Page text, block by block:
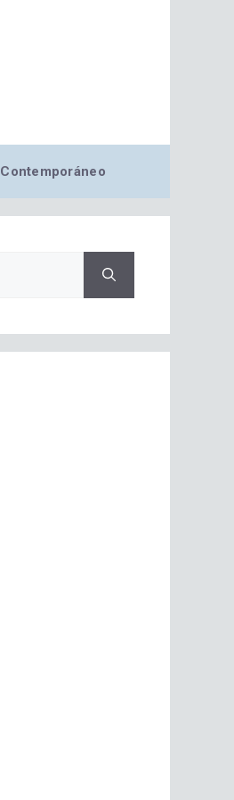
Contemporáneo